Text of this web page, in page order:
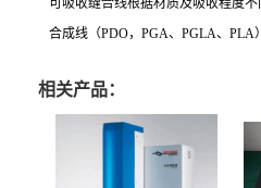
可吸收缝合线根据材质及吸收程度
合成线（PDO，PGA、PGLA、PLA
相关产品：